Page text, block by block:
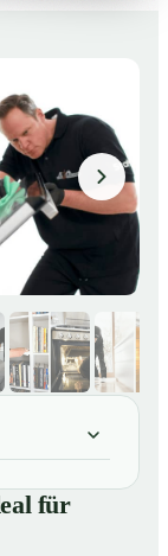
& Haus
für